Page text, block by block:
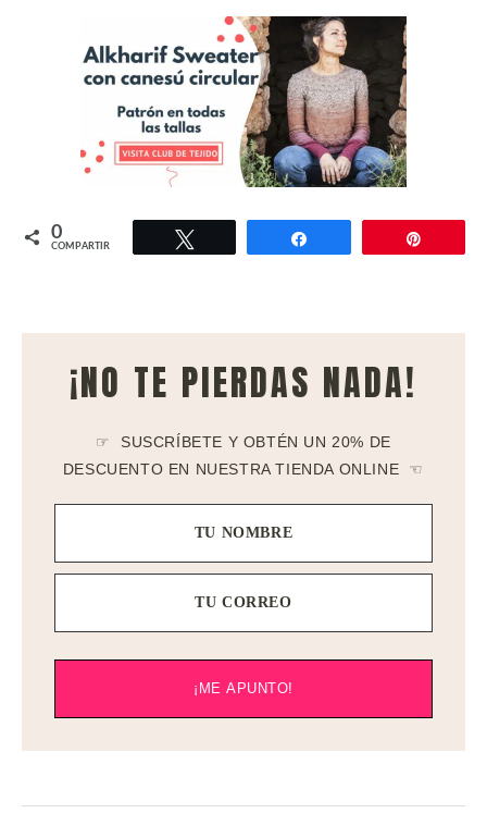
0
COMPARTIR
¡NO TE PIERDAS NADA!
☞ SUSCRÍBETE Y OBTÉN UN 20% DE
DESCUENTO EN NUESTRA TIENDA ONLINE ☜
TU NOMBRE
TU CORREO
¡ME APUNTO!